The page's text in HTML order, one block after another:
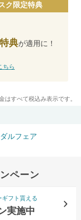
ク限定特典
典が適用に！
ちら
はすべて税込み表示です。
ルフェア
ペーン
フト貰える
実施中